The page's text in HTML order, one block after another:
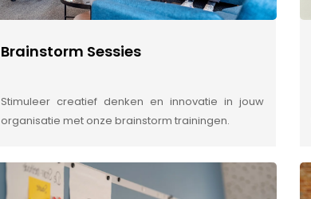
Brainstorm Sessies
Stimuleer creatief denken en innovatie in jouw
organisatie met onze brainstorm trainingen.